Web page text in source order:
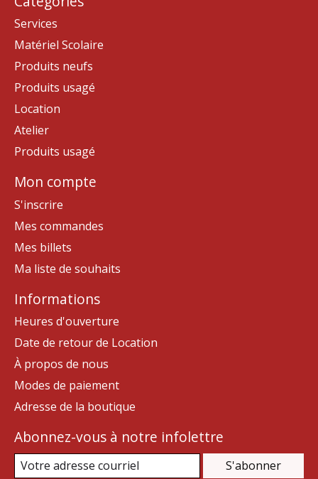
Services
Matériel Scolaire
Produits neufs
Produits usagé
Location
Atelier
Produits usagé
Mon compte
S'inscrire
Mes commandes
Mes billets
Ma liste de souhaits
Informations
Heures d'ouverture
Date de retour de Location
À propos de nous
Modes de paiement
Adresse de la boutique
Abonnez-vous à notre infolettre
S'abonner